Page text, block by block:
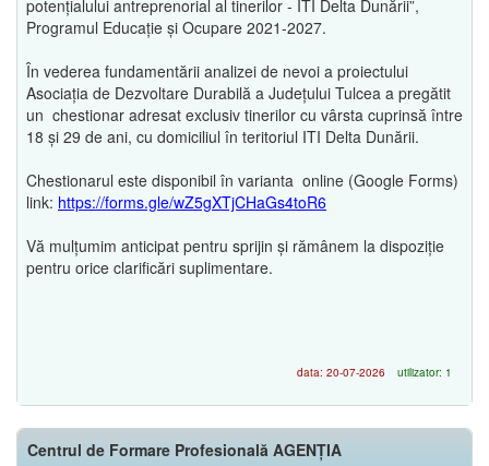
potențialului antreprenorial al tinerilor - ITI Delta Dunării”,
Programul Educație și Ocupare 2021-2027.
În vederea fundamentării analizei de nevoi a proiectului
Asociația de Dezvoltare Durabilă a Județului Tulcea a pregătit
un chestionar adresat exclusiv tinerilor cu vârsta cuprinsă între
18 și 29 de ani, cu domiciliul în teritoriul ITI Delta Dunării.
Chestionarul este disponibil în varianta online (Google Forms)
link: https://forms.gle/wZ5gXTjCHaGs4toR6
Vă mulțumim anticipat pentru sprijin și rămânem la dispoziție
pentru orice clarificări suplimentare.
data: 20-07-2026 utilizator: 1
Centrul de Formare Profesională AGENȚIA